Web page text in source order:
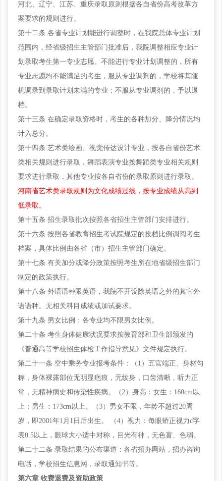
河北、辽宁、江苏、重庆录取原则根据各自省份高考改革方
案要求的规则进行。
第十二条 各省专业计划能进行调整时，在我院总体专业计划
范围内，经省级招生主管部门批准后，我院调整相应专业计
划录取考生第一专业志愿。不能进行专业计划调整的，所有
专业志愿均不能满足的考生，服从专业调剂的，学校将其随
机调录到录取计划未满的专业；不服从专业调剂的，予以退
档。
第十三条 在确定录取资格时，考生的各种加分、降分情况均
计入总分。
第十四条 艺术类绘画、视觉传达设计专业，按各自省份艺术
类相关规则进行录取，舞蹈表演专业按舞蹈类专业相关规则
要求进行录取，其他专业按各自省份的录取原则进行录取。
河南省艺术类录取规则为文化成绩过线，按专业成绩从高到
低录取。
第十五条 招生录取批次按照各省招生主管部门安排进行。
第十六条 按照各省教育招生考试院规定的投档比例调阅考生
档案，具体比例由各省（市）招生主管部门确定。
第十七条 有关加分或降分政策按照考生所在地省级招生部门
制定的政策执行。
第十八条 外语语种限英语，我院不开设除英语之外的其它外
语语种。无相关科目成绩或加试要求。
第十九条 男女比例：各专业均不限男女比例。
第二十条 考生身体健康状况要求按教育部和卫生部颁发的
《普通高等学校招生体检工作指导意见》文件规定执行。
第二十一条 空中乘务专业报考条件：（1）五官端正、身材匀
称，身体裸露部位无明显疤痕，无纹身，口齿清晰，听力正
常，无精神病史和传染性疾病。（2）身高：女生：160cm以
上；男生：173cm以上。（3）男女不限，年龄不超过20周
岁，即2001年1月1日后出生。 （4）视力：每眼矫正视力c字
表0.5以上，眼球大小适中对称，目光有神，无色盲、色弱。
第二十二条 录取结果的公布渠道：各省招办网站，招办咨询
电话，学校招生信息网，录取通知书等。
第六章 收费退费及资助政策